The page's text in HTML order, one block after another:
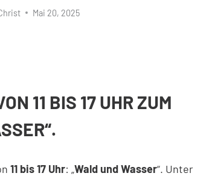
Mai 20, 2025
11 BIS 17 UHR ZUM
11 bis 17 Uhr: „Wald und Wasser“. Unter